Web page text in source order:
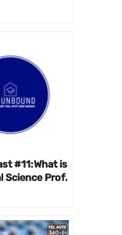
#11:What is
Science Prof.